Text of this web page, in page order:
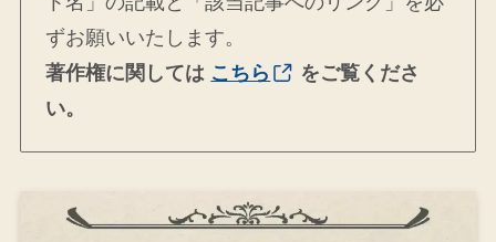
ずお願いいたします。
著作権に関しては こちら
をご覧くださ
い。